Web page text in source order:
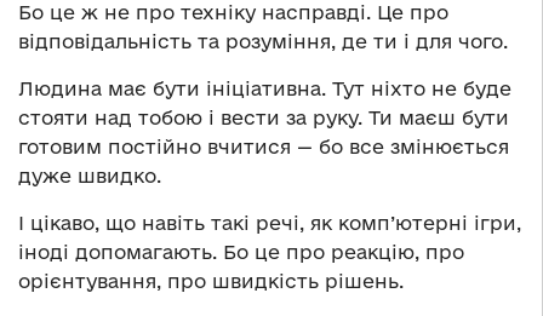
Бо це ж не про техніку насправді. Це про
відповідальність та розуміння, де ти і для чого.
Людина має бути ініціативна. Тут ніхто не буде
стояти над тобою і вести за руку. Ти маєш бути
готовим постійно вчитися — бо все змінюється
дуже швидко.
І цікаво, що навіть такі речі, як комп’ютерні ігри,
іноді допомагають. Бо це про реакцію, про
орієнтування, про швидкість рішень.